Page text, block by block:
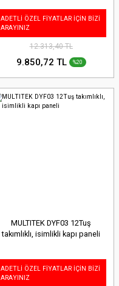
ADETLİ ÖZEL FİYATLAR İÇİN BİZİ
ARAYINIZ
12.313,40 TL
9.850,72 TL %20
MULTITEK DYF03 12Tuş
takımlıklı, isimlikli kapı paneli
ADETLİ ÖZEL FİYATLAR İÇİN BİZİ
ARAYINIZ